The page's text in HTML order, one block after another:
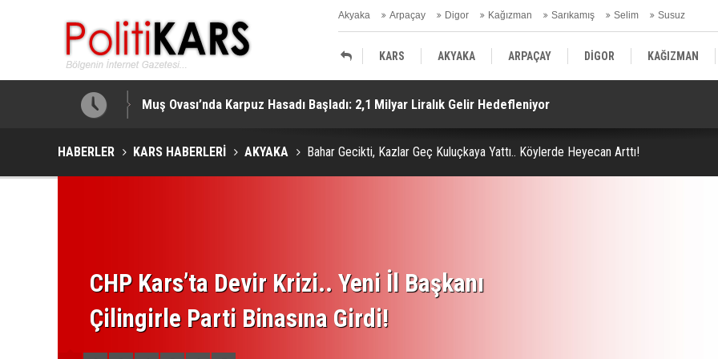
Akyaka Arpaçay Digor Kağızman Sarıkamış Selim Susuz
Kars Gündem
KARS AKYAKA ARPAÇAY DİGOR KAĞIZMAN
SELİM SUSUZ KARS GÜNDEM
Muş Ovası’nda Karpuz Hasadı Başladı: 2,1 Milyar Liralık Gelir Hedefleniyor
HABERLER KARS HABERLERİ AKYAKA Bahar Gecikti, Kazlar Geç Kuluçkaya Yattı.. Köylerde Heyecan Arttı!
CHP Kars’ta Devir Krizi.. Yeni İl Başkanı
Çilingirle Parti Binasına Girdi!